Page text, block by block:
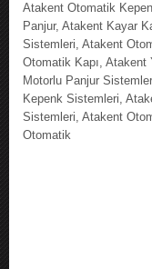
Atakent Otomatik
Panjur, Atakent Kayar
Sistemleri, Atakent
Otomatik Kapı, Atakent
Motorlu Panjur
Kepenk Sistemleri,
Sistemleri, Atakent
Otomatik